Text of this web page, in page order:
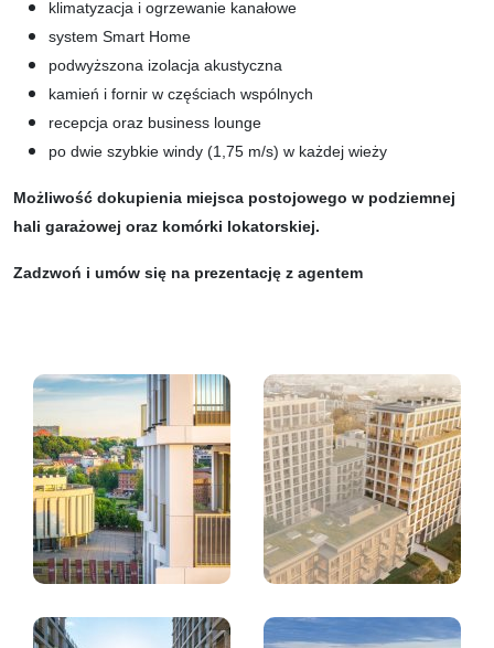
klimatyzacja i ogrzewanie kanałowe
system Smart Home
podwyższona izolacja akustyczna
kamień i fornir w częściach wspólnych
recepcja oraz business lounge
po dwie szybkie windy (1,75 m/s) w każdej wieży
Możliwość dokupienia miejsca postojowego w podziemnej
hali garażowej oraz komórki lokatorskiej.
Zadzwoń i umów się na prezentację z agentem